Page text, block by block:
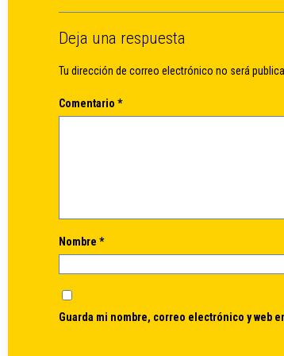
Deja una respuesta
Tu dirección de correo electrónico no será
Comentario*
Nombre*
Guarda mi nombre, correo electrónico y web